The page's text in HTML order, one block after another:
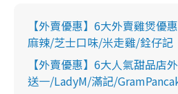
【外賣優惠】6大外賣雞煲優
麻辣/芝士口味/米走雞/銓仔記
【外賣優惠】6大人氣甜品店
送一/LadyM/滿記/